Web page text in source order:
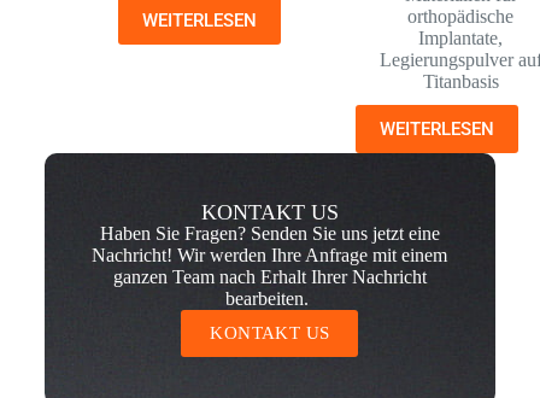
WEITERLESEN
orthopädische
Implantate,
Legierungspulver
Titanbasis
WEITERLESEN
KONTAKT US
Haben Sie Fragen? Senden Sie uns jetzt eine
Nachricht! Wir werden Ihre Anfrage mit einem
ganzen Team nach Erhalt Ihrer Nachricht
bearbeiten.
KONTAKT US